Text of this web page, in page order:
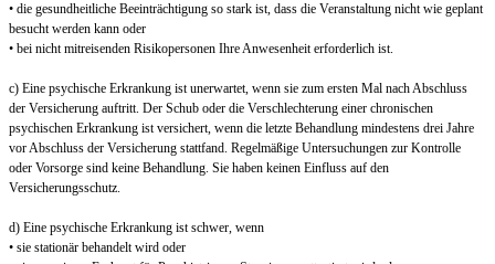
• die gesundheitliche Beeinträchtigung so stark ist, dass die Veranstaltung nicht wie geplant
besucht werden kann oder
• bei nicht mitreisenden Risikopersonen Ihre Anwesenheit erforderlich ist.
c) Eine psychische Erkrankung ist unerwartet, wenn sie zum ersten Mal nach Abschluss
der Versicherung auftritt. Der Schub oder die Verschlechterung einer chronischen
psychischen Erkrankung ist versichert, wenn die letzte Behandlung mindestens drei Jahre
vor Abschluss der Versicherung stattfand. Regelmäßige Untersuchungen zur Kontrolle
oder Vorsorge sind keine Behandlung. Sie haben keinen Einfluss auf den
Versicherungsschutz.
d) Eine psychische Erkrankung ist schwer, wenn
• sie stationär behandelt wird oder